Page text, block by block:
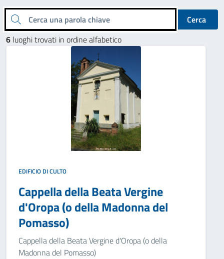
Cerca una parola chiave
Cerca
6 luoghi trovati in ordine alfabetico
EDIFICIO DI CULTO
Cappella della Beata Vergine
d'Oropa (o della Madonna del
Pomasso)
Cappella della Beata Vergine d'Oropa (o della
Madonna del Pomasso)